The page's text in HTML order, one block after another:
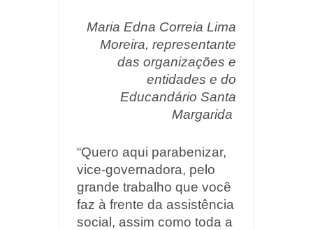
Maria Edna Correia Lima
Moreira, representante
das organizações e
entidades e do
Educandário Santa
Margarida
“Quero aqui parabenizar,
vice-governadora, pelo
grande trabalho que você
faz à frente da assistência
social, assim como toda a